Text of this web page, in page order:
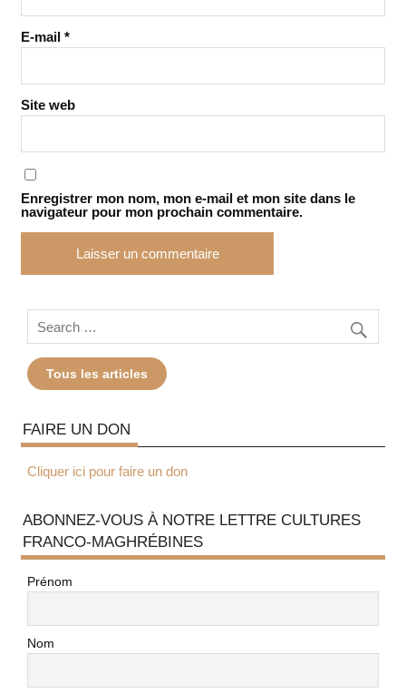
E-mail *
Site web
Enregistrer mon nom, mon e-mail et mon site dans le
navigateur pour mon prochain commentaire.
Tous les articles
FAIRE UN DON
Cliquer ici pour faire un don
ABONNEZ-VOUS À NOTRE LETTRE CULTURES
FRANCO-MAGHRÉBINES
Prénom
Nom